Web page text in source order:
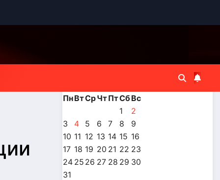
ПнВтСрЧтПтСбВс
1
2
3
4 5 6 7 8
9
10 11 12 13 14 15 16
17 18 19 20 21 22 23
24 25 26 27 28 29 30
31